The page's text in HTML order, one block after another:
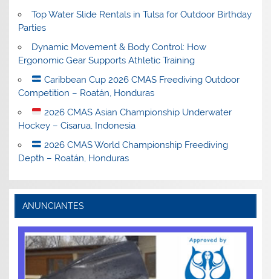
Top Water Slide Rentals in Tulsa for Outdoor Birthday
Parties
Dynamic Movement & Body Control: How
Ergonomic Gear Supports Athletic Training
Caribbean Cup 2026 CMAS Freediving Outdoor
Competition – Roatán, Honduras
2026 CMAS Asian Championship Underwater
Hockey – Cisarua, Indonesia
2026 CMAS World Championship Freediving
Depth – Roatán, Honduras
ANUNCIANTES